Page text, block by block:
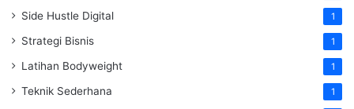
Side Hustle Digital 1
Strategi Bisnis 1
Latihan Bodyweight 1
Teknik Sederhana 1